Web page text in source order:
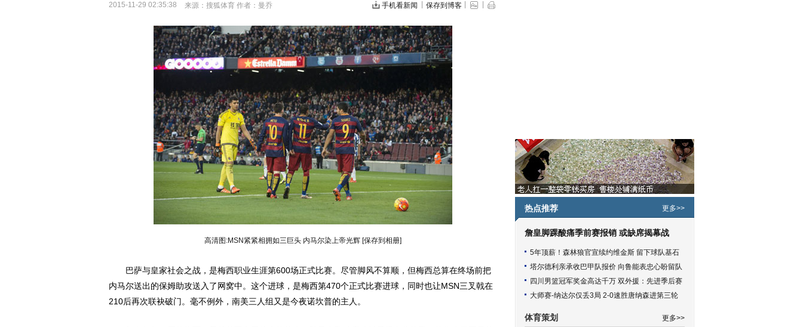
2015-11-29 02:35:38 来源： 搜狐体育 作者：曼乔 手机看新闻 保存到博客
高清图:MSN紧紧相拥如三巨头 内马尔染上帝光辉 [保存到相册]
巴萨与皇家社会之战，是梅西职业生涯第600场正式比赛。尽管脚风不算顺，但梅西总算在终场前把
内马尔送出的保姆助攻送入了网窝中。这个进球，是梅西第470个正式比赛进球，同时也让MSN三叉戟在
210后再次联袂破门。毫不例外，南美三人组又是今夜诺坎普的主人。
热点推荐 更多>>
詹皇脚踝酸痛季前赛报销 或缺席揭幕战
5年顶薪！森林狼官宣续约维金斯 留下球队基石
塔尔德利亲承收巴甲队报价 向鲁能表忠心盼留队
四川男篮冠军奖金高达千万 双外援：先进季后赛
大师赛-纳达尔仅丢3局 2-0速胜唐纳森进第三轮
体育策划 更多>>